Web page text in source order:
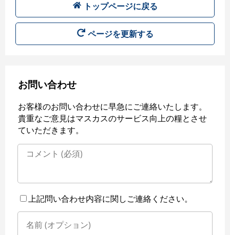
トップページに戻る
ページを更新する
お問い合わせ
お客様のお問い合わせに早急にご連絡いたします。
貴重なご意見はマスカスのサービス向上の糧とさせ
ていただきます。
上記問い合わせ内容に関しご連絡ください。